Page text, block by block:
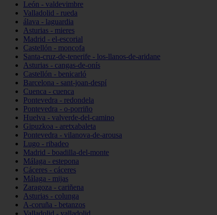
León - valdevimbre
Valladolid - rueda
álava - laguardia
Asturias - mieres
Madrid - el-escorial
Castellón - moncofa
Santa-cruz-de-tenerife - los-llanos-de-aridane
Asturias - cangas-de-onís
Castellón - benicarló
Barcelona - sant-joan-despí
Cuenca - cuenca
Pontevedra - redondela
Pontevedra - o-porriño
Huelva - valverde-del-camino
Gipuzkoa - aretxabaleta
Pontevedra - vilanova-de-arousa
Lugo - ribadeo
Madrid - boadilla-del-monte
Málaga - estepona
Cáceres - cáceres
Málaga - mijas
Zaragoza - cariñena
Asturias - colunga
A-coruña - betanzos
Valladolid - valladolid